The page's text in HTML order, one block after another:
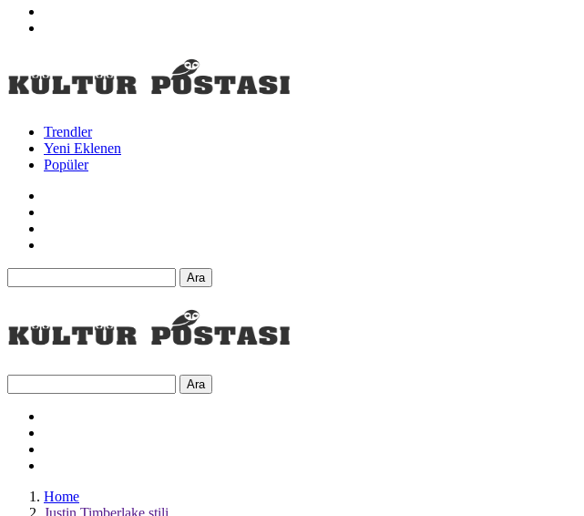
Trendler
Yeni Eklenen
Popüler
Ara
Ara
Home
Justin Timberlake stili